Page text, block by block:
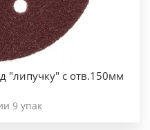
"липучку" с отв.150мм
9 упак